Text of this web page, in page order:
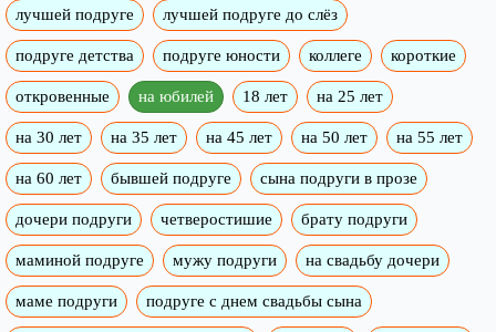
лучшей подруге лучшей подруге до слёз
подруге детства подруге юности коллеге короткие
откровенные на юбилей 18 лет на 25 лет
на 30 лет на 35 лет на 45 лет на 50 лет на 55 лет
на 60 лет бывшей подруге сына подруги в прозе
дочери подруги четверостишие брату подруги
маминой подруге мужу подруги на свадьбу дочери
маме подруги подруге с днем свадьбы сына